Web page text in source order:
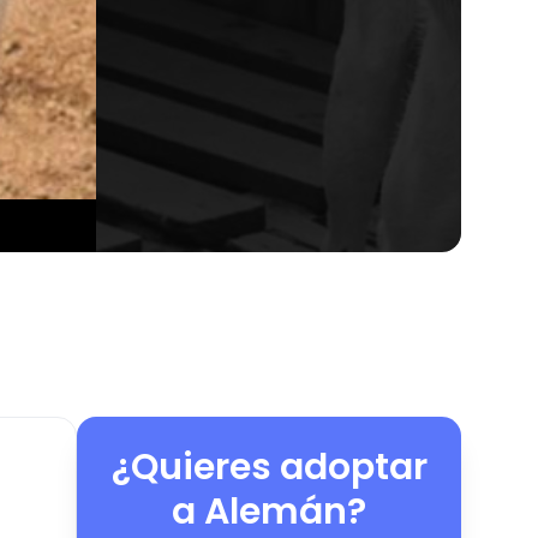
¿Quieres adoptar
a Alemán?